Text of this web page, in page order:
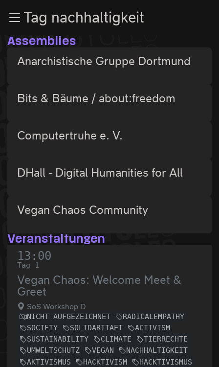
Zum InhaltTag nachhaltigkeit
Assemblies
Anarchistische Gruppe Dortmund
Bits & Bäume / about:freedom
Computertruhe e. V.
DHall - Digital Humanities for All
Vegan Chaos Community
Veranstaltungen
13:00
Tag 1
Vegan Chaos: Welcome Meet &
Greet
SoS Workshop D
NICHT AUFGEZEICHNET
RADICALEMPATHY
SOCIETY
SOLIDARITAET
ACTIVISM
SUSTAINABILITY
CLIMATE
TIERRECHTE
UMWELTSCHUTZ
VEGAN
NACHHALTIGKEIT
AKTIVISMUS
HACKTIVISM
HACKTIVISMUS